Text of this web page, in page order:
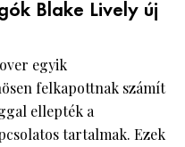
Blake Lively új
egyik
felkapottnak számít
ellepték a
tartalmak. Ezek